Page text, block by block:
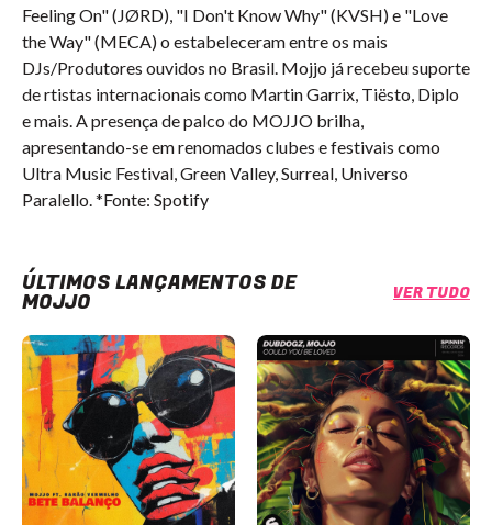
Feeling On" (JØRD), "I Don't Know Why" (KVSH) e "Love
the Way" (MECA) o estabeleceram entre os mais
DJs/Produtores ouvidos no Brasil. Mojjo já recebeu suporte
de rtistas internacionais como Martin Garrix, Tiësto, Diplo
e mais. A presença de palco do MOJJO brilha,
apresentando-se em renomados clubes e festivais como
Ultra Music Festival, Green Valley, Surreal, Universo
Paralello. *Fonte: Spotify
ÚLTIMOS LANÇAMENTOS DE
MOJJO VER TUDO